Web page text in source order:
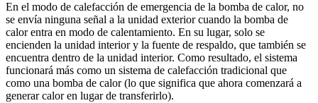
En el modo de calefacción de emergencia de la bomba de calor, no
se envía ninguna señal a la unidad exterior cuando la bomba de
calor entra en modo de calentamiento. En su lugar, solo se
encienden la unidad interior y la fuente de respaldo, que también se
encuentra dentro de la unidad interior. Como resultado, el sistema
funcionará más como un sistema de calefacción tradicional que
como una bomba de calor (lo que significa que ahora comenzará a
generar calor en lugar de transferirlo).